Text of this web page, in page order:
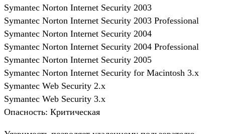
Symantec Norton Internet Security 2003
Symantec Norton Internet Security 2003 Professional
Symantec Norton Internet Security 2004
Symantec Norton Internet Security 2004 Professional
Symantec Norton Internet Security 2005
Symantec Norton Internet Security for Macintosh 3.x
Symantec Web Security 2.x
Symantec Web Security 3.x
Опасность: Критическая